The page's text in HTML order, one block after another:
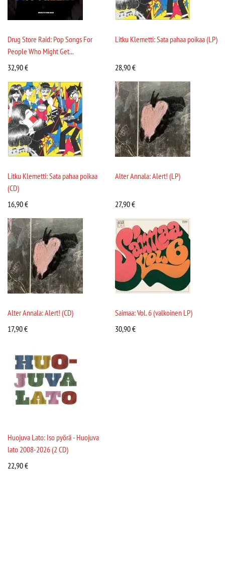
Drug Store Raid: Pop Songs For
People Who Might Get...
32,90€
Litku Klemetti: Sata pahaa poikaa (LP)
28,90€
Litku Klemetti: Sata pahaa poikaa
(CD)
16,90€
Alter Annala: Alert! (LP)
27,90€
Alter Annala: Alert! (CD)
17,90€
Saimaa: Vol. 6 (valkoinen LP)
30,90€
Huojuva Lato: Iso pyörä - Huojuva
lato 2008-2026 (2 CD)
22,90€